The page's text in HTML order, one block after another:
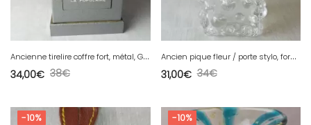
A
ncienne tirelire coffre fort, métal, Groupe des compagnies La Populaire
38€
34,00€
A
ncien pique fleur / porte stylo, forme carrée, en verre, art déco
34€
31,00€
-10% -10%